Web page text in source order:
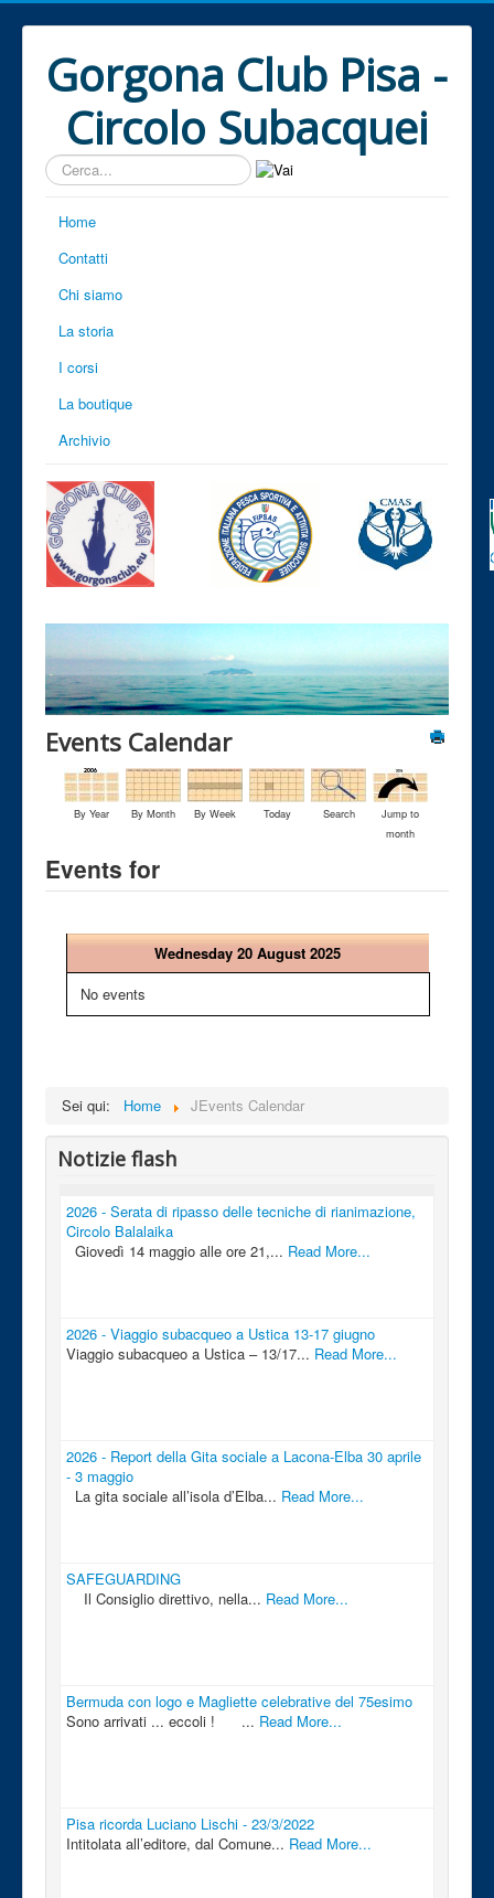
Gorgona Club Pisa -
Circolo Subacquei
Cerca...
Home
Contatti
Chi siamo
La storia
I corsi
La boutique
Archivio
Events Calendar
By Year By Month By Week Today Search
Jump to
month
Events for
Wednesday 20 August 2025
No events
Sei qui: Home JEvents Calendar
Notizie flash
2026 - Serata di ripasso delle tecniche di rianimazione,
Circolo Balalaika
Giovedì 14 maggio alle ore 21,... Read More...
2026 - Viaggio subacqueo a Ustica 13-17 giugno
Viaggio subacqueo a Ustica – 13/17... Read More...
2026 - Report della Gita sociale a Lacona-Elba 30 aprile
- 3 maggio
La gita sociale all’isola d’Elba... Read More...
SAFEGUARDING
Il Consiglio direttivo, nella... Read More...
Bermuda con logo e Magliette celebrative del 75esimo
Sono arrivati ... eccoli ! ... Read More...
Pisa ricorda Luciano Lischi - 23/3/2022
Intitolata all’editore, dal Comune... Read More...